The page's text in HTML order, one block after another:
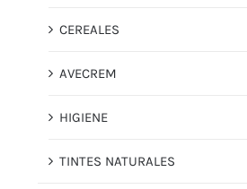
CEREALES
AVECREM
HIGIENE
TINTES NATURALES